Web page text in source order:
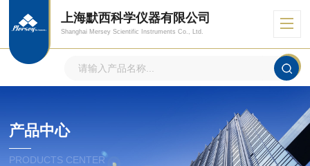
上海默西科学仪器有限公司
Shanghai Mersey Scientific Instruments Co., Ltd.
产品中心
PRODUCTS CENTER